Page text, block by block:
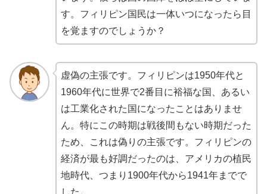
す。フィリピン国民は一体いつになったら目
を覚ますのでしょうか？
虚偽の主張です。フィリピンは1950年代と
1960年代に世界で2番目に裕福な国、あるい
は工業化された国になったことはありませ
ん。特にこの時期は戦後間もない時期だった
ため、これは偽りの主張です。フィリピンの
経済が最も好調だったのは、アメリカの植民
地時代、つまり1900年代から1941年までで